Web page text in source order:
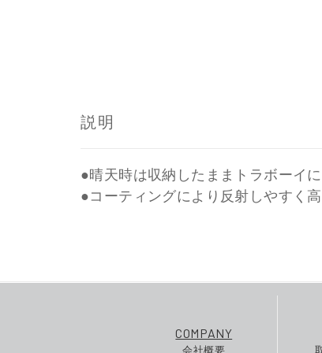
説明
●晴天時は収納したままトラボーイ
●コーティングにより反射しやすく
COMPANY
会社概要